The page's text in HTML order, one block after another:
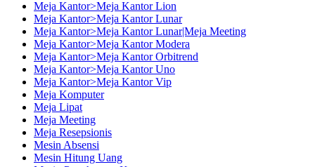
Meja Kantor>Meja Kantor Lion
Meja Kantor>Meja Kantor Lunar
Meja Kantor>Meja Kantor Lunar|Meja Meeting
Meja Kantor>Meja Kantor Modera
Meja Kantor>Meja Kantor Orbitrend
Meja Kantor>Meja Kantor Uno
Meja Kantor>Meja Kantor Vip
Meja Komputer
Meja Lipat
Meja Meeting
Meja Resepsionis
Mesin Absensi
Mesin Hitung Uang